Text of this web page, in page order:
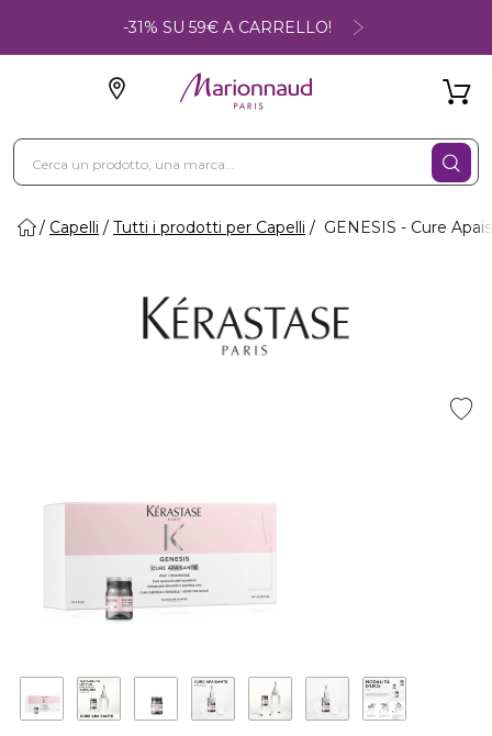
-31% SU 59€ A CARRELLO!
Capelli Tutti i prodotti per Capelli GENESIS - Cure